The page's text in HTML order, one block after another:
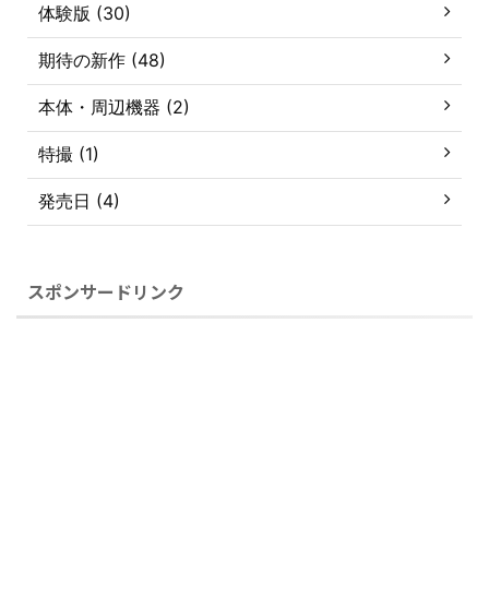
体験版 (30)
期待の新作 (48)
本体・周辺機器 (2)
特撮 (1)
発売日 (4)
スポンサードリンク